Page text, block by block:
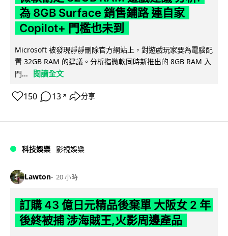
為 8GB Surface 銷售鋪路 連自家
Copilot+ 門檻也未到
Microsoft 被發現靜靜刪除官方網站上，對遊戲玩家要為電腦配
置 32GB RAM 的建議。分析指微軟同時新推出的 8GB RAM 入
門...
閱讀全文
150 13 ↗ 分享
科技娛樂 影視娛樂
Lawton 20 小時
訂購 43 億日元精品後棄單 大阪女 2 年
後終被捕 涉海賊王,火影周邊產品